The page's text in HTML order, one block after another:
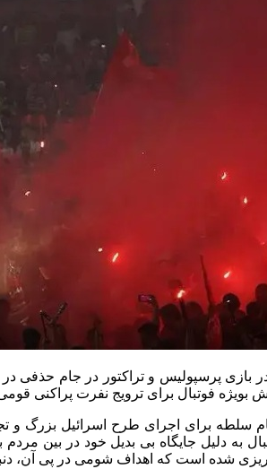
بازی پرسپولیس و تراکتور در جام حذفی در
بویژه فوتبال برای ترویج نفرت پراکنی
برای اجرای طرح اسرائیل بزرگ و
به دلیل جایگاه بی بدیل خود در بین
ریزی شده است که اهداف شومی در پی آن،